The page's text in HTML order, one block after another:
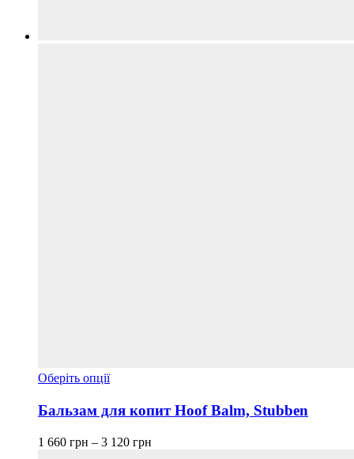
Оберіть опціїЦей
має
кілька
Параметри
Бальзам для копит Hoof Balm, Stubben
1 660 грн – 3 120 грн